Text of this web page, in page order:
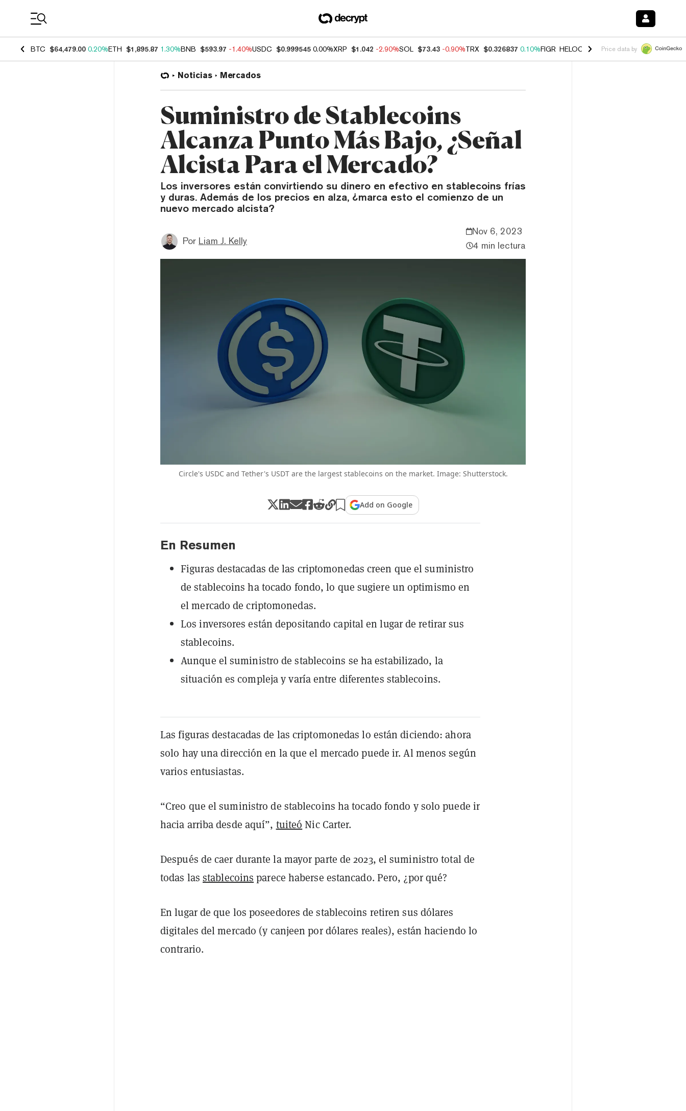
BTC $64,479.00 0.20%ETH $1,895.87 1.30%BNB $593.97 -1.40%USDC $0.999545 0.00%XRP $1.042 -2.90%SOL $73.43 -0.90%TRX $0.326837 0.10%FIGR_HELOC $1.033 3.00%HYPE $56.28 -
Price data by
Noticias Mercados
Suministro de Stablecoins
Alcanza Punto Más Bajo, ¿Señal
Alcista Para el Mercado?
Los inversores están convirtiendo su dinero en efectivo en stablecoins frías
y duras. Además de los precios en alza, ¿marca esto el comienzo de un
nuevo mercado alcista?
Por Liam J. Kelly
Nov 6, 2023
4 min lectura
Circle's USDC and Tether's USDT are the largest stablecoins on the market. Image: Shutterstock.
Add on Google
En Resumen
Figuras destacadas de las criptomonedas creen que el suministro
de stablecoins ha tocado fondo, lo que sugiere un optimismo en
el mercado de criptomonedas.
Los inversores están depositando capital en lugar de retirar sus
stablecoins.
Aunque el suministro de stablecoins se ha estabilizado, la
situación es compleja y varía entre diferentes stablecoins.
Las figuras destacadas de las criptomonedas lo están diciendo: ahora
solo hay una dirección en la que el mercado puede ir. Al menos según
varios entusiastas.
“Creo que el suministro de stablecoins ha tocado fondo y solo puede ir
hacia arriba desde aquí”, tuiteó Nic Carter.
Después de caer durante la mayor parte de 2023, el suministro total de
todas las stablecoins parece haberse estancado. Pero, ¿por qué?
En lugar de que los poseedores de stablecoins retiren sus dólares
digitales del mercado (y canjeen por dólares reales), están haciendo lo
contrario.